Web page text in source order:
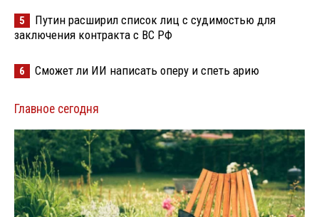
5
Путин расширил список лиц с судимостью для
заключения контракта с ВС РФ
6 Сможет ли ИИ написать оперу и спеть арию
Главное сегодня